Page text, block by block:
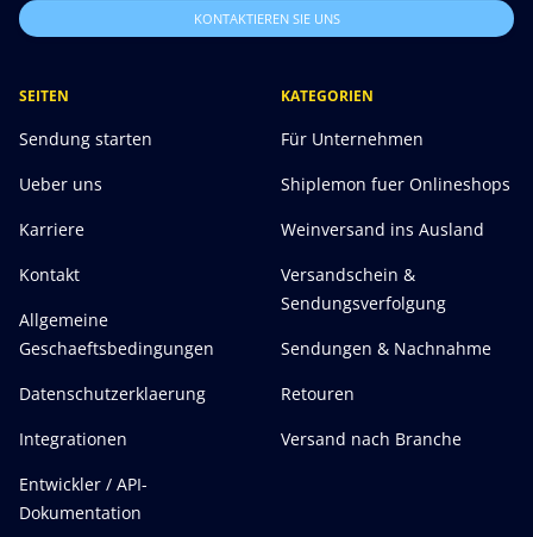
KONTAKTIEREN SIE UNS
SEITEN
Sendung starten
Ueber uns
Karriere
Kontakt
Allgemeine
Geschaeftsbedingungen
Datenschutzerklaerung
Integrationen
Entwickler / API-
Dokumentation
KATEGORIEN
Für Unternehmen
Shiplemon fuer Onlineshops
Weinversand ins Ausland
Versandschein &
Sendungsverfolgung
Sendungen & Nachnahme
Retouren
Versand nach Branche